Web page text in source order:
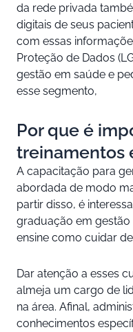
da rede privada
digitais de seus
com essas
Proteção de Dados
gestão em saúde e
esse segmento,
Por que é
treinamentos
A capacitação para
abordada de modo
partir disso, é
graduação em
ensine como cuidar
Dar atenção a esses
almeja um cargo de
na área. Afinal,
conhecimentos